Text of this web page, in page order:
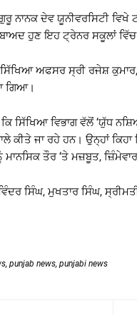
ਨਾਨਕ ਦੇਵ ਯੂਨੀਵਰਸਿਟੀ
ਬਾਅਦ ਹੁਣ ਇਹ ਟ੍ਰੇਨਰ ਸਕੂਲਾਂ
ਅਫਸਰ ਸ੍ਰੀ ਰਜੇਸ਼
ਗਿਆ।
ਵਿਭਾਗ ਵੱਲੋਂ ‘ਯੁੱਧ
ਕੀਤੇ ਜਾ ਰਹੇ ਹਨ। ਉਨ੍ਹਾਂ
ਤੌਰ ‘ਤੇ ਮਜ਼ਬੂਤ,
ਸਿੰਘ, ਮੁਖਤਾਰ ਸਿੰਘ,
, punjab news, punjabi news